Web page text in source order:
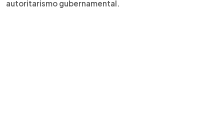
autoritarismo gubernamental.